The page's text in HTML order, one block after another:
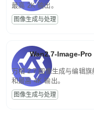
最高 2K 输出。
图像生成与处理
Wan2.7-Image-Pro
万相 2.7 图像生成与编辑
和最高 4K 输出。
图像生成与处理